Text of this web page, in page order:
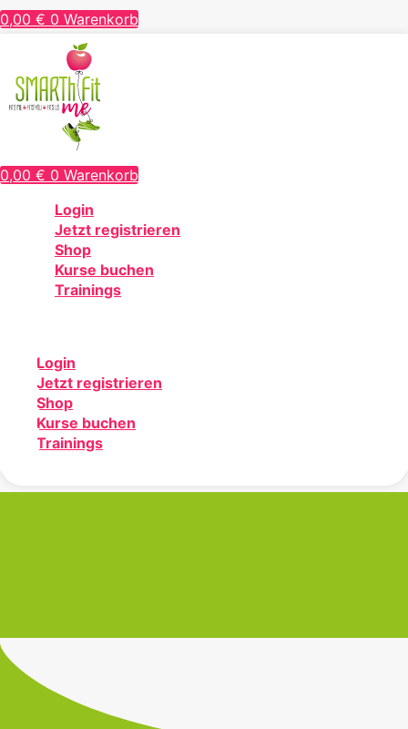
0,00 € 0 Warenkorb
0,00 € 0 Warenkorb
Login
Jetzt registrieren
Shop
Kurse buchen
Trainings
Login
Jetzt registrieren
Shop
Kurse buchen
Trainings